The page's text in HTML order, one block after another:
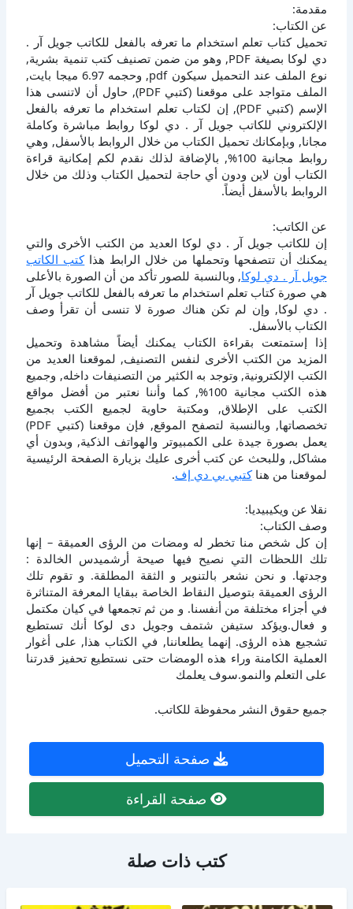
مقدمة:
عن الكتاب:
تحميل كتاب تعلم استخدام ما تعرفه بالفعل للكاتب جويل آر .
دي لوكا بصيغة PDF, وهو من ضمن تصنيف كتب تنمية بشرية,
نوع الملف عند التحميل سيكون pdf, وحجمه 6.97 ميجا بايت,
الملف متواجد على موقعنا (كتبي PDF), حاول أن لاتنسى هذا
الإسم (كتبي PDF), إن لكتاب تعلم استخدام ما تعرفه بالفعل
الإلكتروني للكاتب جويل آر . دي لوكا روابط مباشرة وكاملة
مجانا, وبإمكانك تحميل الكتاب من خلال الروابط بالأسفل, وهي
روابط مجانية 100%, بالإضافة لذلك نقدم لكم إمكانية قراءة
الكتاب أون لاين ودون أي حاجة لتحميل الكتاب وذلك من خلال
الروابط بالأسفل أيضاً.
عن الكاتب:
إن للكاتب جويل آر . دي لوكا العديد من الكتب الأخرى والتي
يمكنك أن تتصفحها وتحملها من خلال الرابط هذاكتب الكاتب
جويل آر . دي لوكا, وبالنسبة للصور تأكد من أن الصورة بالأعلى
هي صورة كتاب تعلم استخدام ما تعرفه بالفعل للكاتب جويل آر
. دي لوكا, وإن لم تكن هناك صورة لا تنسى أن تقرأ وصف
الكتاب بالأسفل.
إذا إستمتعت بقراءة الكتاب يمكنك أيضاً مشاهدة وتحميل
المزيد من الكتب الأخرى لنفس التصنيف, لموقعنا العديد من
الكتب الإلكترونية, وتوجد به الكثير من التصنيفات داخله, وجميع
هذه الكتب مجانية 100%, كما وأننا نعتبر من أفضل مواقع
الكتب على الإطلاق, ومكتبة حاوية لجميع الكتب بجميع
تخصصاتها, وبالنسبة لتصفح الموقع, فإن موقعنا (كتبي PDF)
يعمل بصورة جيدة على الكمبيوتر والهواتف الذكية, وبدون أي
مشاكل, وللبحث عن كتب أخرى عليك بزيارة الصفحة الرئيسية
لموقعنا من هناكتبي بي دي إف.
نقلا عن ويكيبيديا:
وصف الكتاب:
إن كل شخص منا تخطر له ومضات من الرؤى العميقة – إنها
تلك اللحظات التي نصيح فيها صيحة أرشميدس الخالدة :
وجدتها. و نحن نشعر بالتنوير و الثقة المطلقة. و تقوم تلك
الرؤى العميقة بتوصيل النقاط الخاصة ببقايا المعرفة المتناثرة
في أجزاء مختلفة من أنفسنا. و من ثم تجمعها في كيان مكتمل
و فعال.ويؤكد ستيفن شتمف وجويل دى لوكا أنك تستطيع
تشجيع هذه الرؤى. إنهما يطلعاننا, في الكتاب هذا, على أغوار
العملية الكامنة وراء هذه الومضات حتى نستطيع تحفيز قدرتنا
على التعلم والنمو.سوف يعلمك
جميع حقوق النشر محفوظة للكاتب.
صفحة التحميل
صفحة القراءة
كتب ذات صلة